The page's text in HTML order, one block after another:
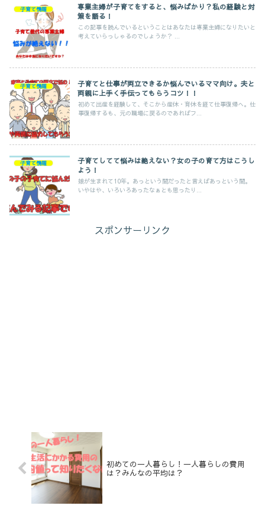
子育て情報
専業主婦が子育てをすると、悩みばかり？私の経験と対
策を語る！
この記事を読んでいるということはあなたは専業主婦になりたいと
考えていらっしゃるのでしょうか？ ...
子育て情報
子育てと仕事が両立できるか悩んでいるママ向け。夫と
両親に上手く手伝ってもらうコツ！！
初めて出産を経験して、そこから産休・育休を経て仕事復帰へ。仕
事復帰するも、元の職場に戻るのであればフ...
子育て情報
子育てしてて悩みは絶えない？女の子の育て方はこうし
よう！
娘が生まれて10年。あっという間だったと言えばあっという間。
いやはや、いろいろあったなぁとも思ったり...
スポンサーリンク
初めての一人暮らし！一人暮らしの費用
は？みんなの平均は？